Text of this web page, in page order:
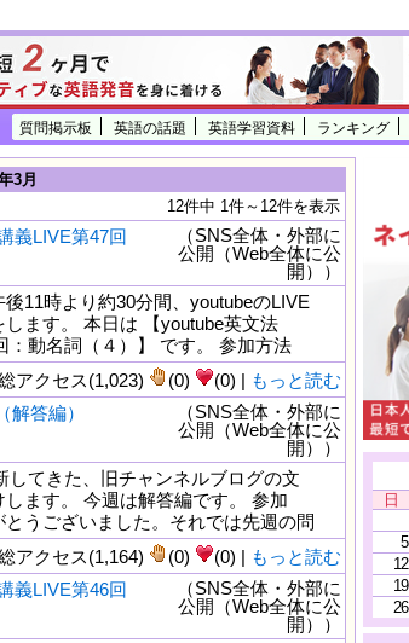
質問掲示板 英語の話題 英語学習資料 ランキング
3月
12件中 1件～12件を表示
義LIVE第47回
（SNS全体・外部に
公開（Web全体に公
開））
11時より約30分間、youtubeのLIVE
ます。 本日は 【youtube英文法
：動名詞（４）】 です。 参加方法
アクセス(1,023) (0) (0) | もっと読む
解答編）
（SNS全体・外部に
公開（Web全体に公
開））
してきた、旧チャンネルブログの文
ます。 今週は解答編です。 参加
とうございました。それでは先週の問
アクセス(1,164) (0) (0) | もっと読む
義LIVE第46回
（SNS全体・外部に
公開（Web全体に公
開））
日
5
12
19
26